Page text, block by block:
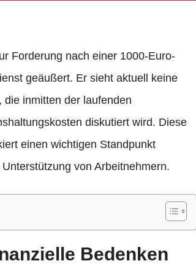
Forderung nach einer 1000-Euro-
geäußert. Er sieht aktuell keine
inmitten der laufenden
diskutiert wird. Diese
einen wichtigen Standpunkt
von Arbeitnehmern.
Bedenken